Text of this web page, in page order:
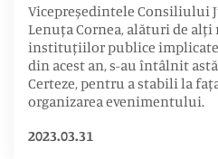
Vicepreședintele Consiliului
Lenuța Cornea, alături de
instituțiilor publice
din acest an, s-au întâlnit
Certeze, pentru a stabili la
organizarea evenimentului.
2023.03.31